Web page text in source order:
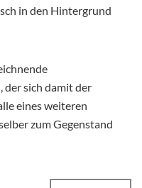
in den Hintergrund
der sich damit der
eines weiteren
zum Gegenstand